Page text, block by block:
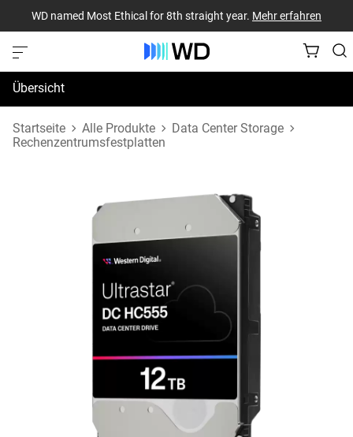
WD named Most Ethical for 8th straight year. Mehr erfahren
Übersicht
Technische Daten
Startseite Alle Produkte
Data Center Storage
Rechenzentrumsfestplatten